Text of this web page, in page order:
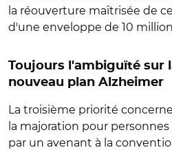
la réouverture maîtrisée de
d'une enveloppe de 10
Toujours l'ambiguïté sur
nouveau plan Alzheimer
La troisième priorité
la majoration pour personnes
par un avenant à la